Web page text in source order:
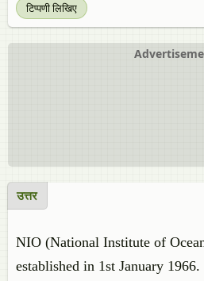
टिप्पणी लिखिए
उत्तर
NIO (National Institute of
established in 1st January